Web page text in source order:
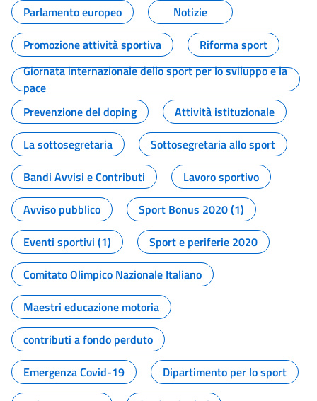
Parlamento europeo
Notizie
Promozione attività sportiva
Riforma sport
Giornata internazionale dello sport per lo sviluppo e la
pace
Prevenzione del doping
Attività istituzionale
La sottosegretaria
Sottosegretaria allo sport
Bandi Avvisi e Contributi
Lavoro sportivo
Avviso pubblico
Sport Bonus 2020 (1)
Eventi sportivi (1)
Sport e periferie 2020
Comitato Olimpico Nazionale Italiano
Maestri educazione motoria
contributi a fondo perduto
Emergenza Covid-19
Dipartimento per lo sport